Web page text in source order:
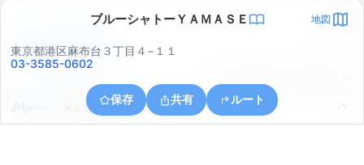
ブルーシャトーＹＡＭＡＳＥ 地図
東京都港区麻布台３丁目４−１１
03-3585-0602
保存 共有 ルート
東京都中央区晴海５丁目
アプリで見る